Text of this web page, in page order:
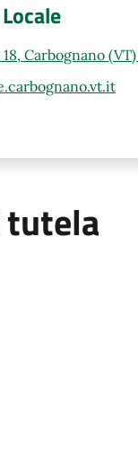
Carbognano